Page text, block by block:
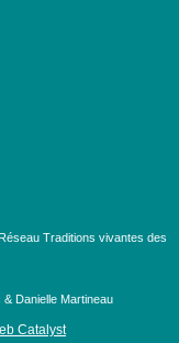
Traditions vivantes des
Danielle Martineau
Catalyst